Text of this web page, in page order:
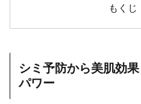
もくじ
シミ予防から美肌効
パワー